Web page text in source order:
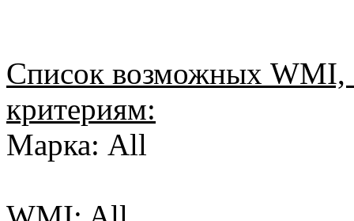
Список возможных
критериям:
Марка: All